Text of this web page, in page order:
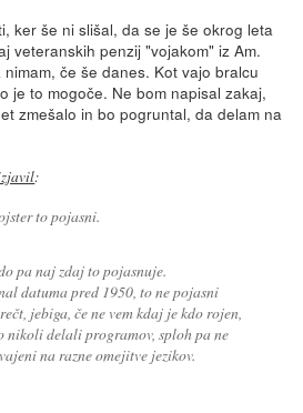
ker še ni slišal, da se je še okrog leta
veteranskih penzij "vojakom" iz Am.
če še danes. Kot vajo bralcu
je to mogoče. Ne bom napisal zakaj,
zmešalo in bo pogruntal, da delam na
:
to pojasni.
pa naj zdaj to pojasnuje.
datuma pred 1950, to ne pojasni
jebiga, če ne vem kdaj je kdo rojen,
nikoli delali programov, sploh pa ne
na razne omejitve jezikov.